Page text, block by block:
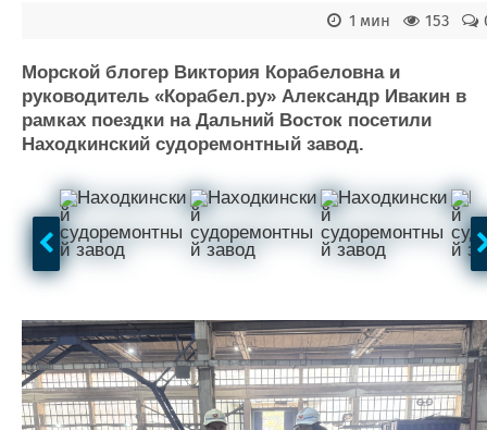
Журнал
Реклама
Конференции
Выставки и семинары
Личности
Словарь
Флот
Галерея флота
Форум
Отзывы
Все службы
153
1 мин
Морской блогер Виктория Корабеловна и
руководитель «Корабел.ру» Александр Ивакин в
рамках поездки на Дальний Восток посетили
Находкинский судоремонтный завод.